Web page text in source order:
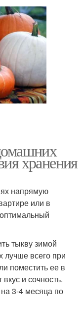
хранения
напрямую
или в
тыкву зимой
лучше всего при
поместить ее в
и сочность.
3-4 месяца по